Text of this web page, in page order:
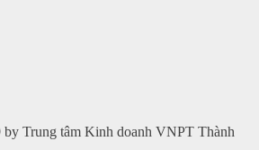
Trung tâm Kinh doanh VNPT Thành